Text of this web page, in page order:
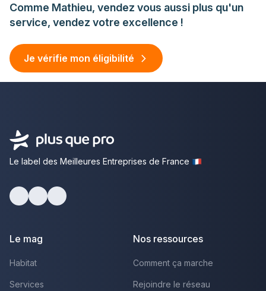
Comme Mathieu, vendez vous aussi plus qu'un
service, vendez votre excellence !
Je vérifie mon éligibilité
Le label des Meilleures Entreprises de France
Le mag
Habitat
Services
Nos ressources
Comment ça marche
Rejoindre le réseau